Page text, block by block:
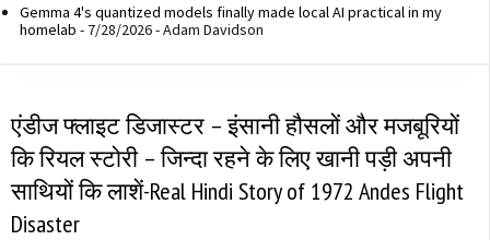
Gemma 4's quantized models finally made local AI practical in my
homelab - 7/28/2026- Adam Davidson
एंडीज फ्लाइट डिजास्टर – इंसानी हौसलों और मजबूरियों
कि रियल स्टोरी – जिन्दा रहने के लिए खानी पड़ी अपनी
साथियों कि लाशें-Real Hindi Story of 1972 Andes Flight
Disaster